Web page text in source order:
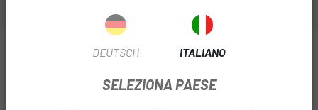
INFORMAZIONI SU ROCK SHOX REVERB
DEUTSCH ITALIANO
SELEZIONA PAESE